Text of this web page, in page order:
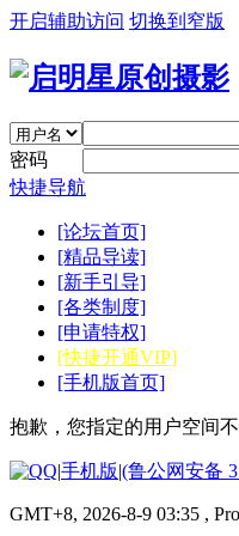
开启辅助访问 切换到窄版
密码
快捷导航
[论坛首页]
[精品导读]
[新手引导]
[各类制度]
[申请特权]
[快捷开通VIP]
[手机版首页]
抱歉，您指定的用户空间
|手机版|(鲁公网安备
GMT+8, 2026-8-9 03:35 ,